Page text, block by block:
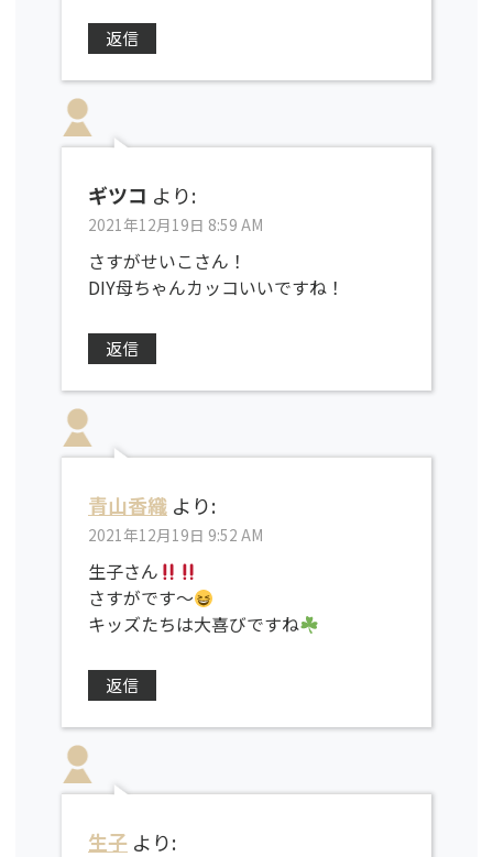
返信
ギツコ より:
2021年12月19日 8:59 AM
さすがせいこさん！
DIY母ちゃんカッコいいですね！
返信
青山香織 より:
2021年12月19日 9:52 AM
生子さん
さすがです〜
キッズたちは大喜びですね
返信
生子 より: